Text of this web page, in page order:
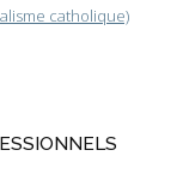
catholique)